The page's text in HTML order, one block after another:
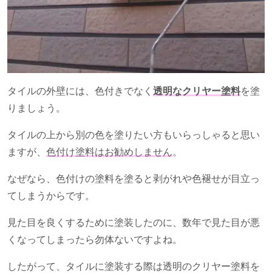
タイルの外壁には、色付きでなく 透明なクリヤー塗料を塗
りましょう。
タイルの上から別の色を塗りたい方もいらっしゃると思い
ますが、 色付け塗料はお勧めしません。
なぜなら、色付けの塗料を塗ると剥がれや色褪せが目立っ
てしまうからです。
見た目を良くするために塗装したのに、数年で見た目が悪
くなってしまったら勿体ないですよね。
したがって、タイルに塗装する際は透明のクリヤー塗料を